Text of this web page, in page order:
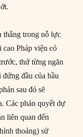
thắng trong nỗ lực
cao Pháp viện có
thứ từng ngăn
đầu của hầu
sau đó sẽ
Các phán quyết dự
liên quan đến
thoảng) sử